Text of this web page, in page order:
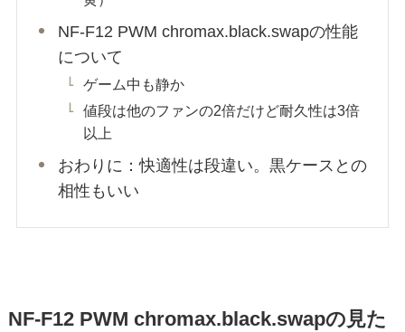
NF-F12 PWM chromax.black.swapの性能
について
ゲーム中も静か
値段は他のファンの2倍だけど耐久性は3倍
以上
おわりに：快適性は段違い。黒ケースとの
相性もいい
NF-F12 PWM chromax.black.swapの見た